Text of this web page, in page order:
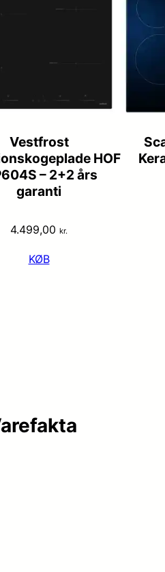
Vestfrost
HOF
– 2+2 års
garanti
4.499,00 kr.
KØB